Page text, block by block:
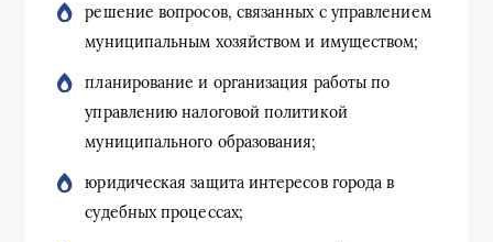
решение вопросов, связанных с управлением
муниципальным хозяйством и имуществом;
планирование и организация работы по
управлению налоговой политикой
муниципального образования;
юридическая защита интересов города в
судебных процессах;